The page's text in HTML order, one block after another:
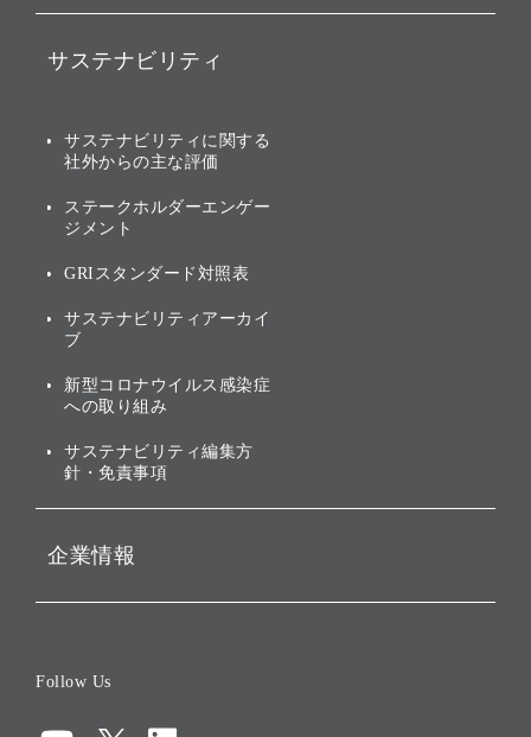
バリュー
ソフトバンクグループの歩
[AI] What dreams are made
その他
グループ企業一覧
IRカレンダー
業績・財務
アニュアルレポート
株主・投資家情報（IR）に
サステナビリティ
トップメッセージ
サステナビリティの考え方
ガバナンス
投資先のサステナビリティ
サステナビリティに関する
社外からの主な評価
ステークホルダーエンゲー
ジメント
GRIスタンダード対照表
サステナビリティアーカイ
ブ
新型コロナウイルス感染症
への取り組み
サステナビリティ編集方
針・免責事項
企業情報
Follow Us